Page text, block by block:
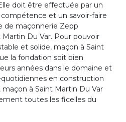
doit être effectuée par un
et un savoir-faire
de maçonnerie Zepp
Du Var. Pour pouvoir
et solide, maçon à Saint
la fondation soit bien
années dans le domaine et
en construction
à Saint Martin Du Var
toutes les ficelles du